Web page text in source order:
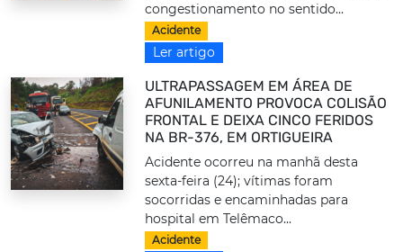
congestionamento no sentido...
Acidente
Ler artigo
ULTRAPASSAGEM EM ÁREA DE
AFUNILAMENTO PROVOCA COLISÃO
FRONTAL E DEIXA CINCO FERIDOS
NA BR-376, EM ORTIGUEIRA
Acidente ocorreu na manhã desta
sexta-feira (24); vítimas foram
socorridas e encaminhadas para
hospital em Telêmaco...
Acidente